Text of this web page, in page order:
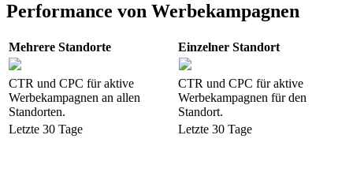
Performance von Werbekampagnen
Mehrere Standorte Einzelner Standort
CTR und CPC für aktive
Werbekampagnen an allen
Standorten.
CTR und CPC für aktive
Werbekampagnen für den
Standort.
Letzte 30 Tage
Letzte 30 Tage